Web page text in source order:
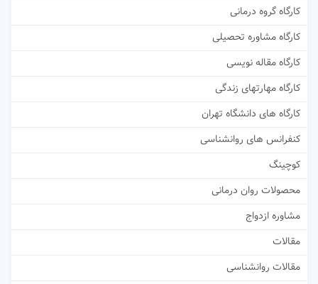
کارگاه گروه درمانی
کارگاه مشاوره تحصیلی
کارگاه مقاله نویسی
کارگاه مهارتهای زندگی
کارگاه های دانشگاه تهران
کنفرانس های روانشناسی
کوچینگ
محصولات روان درمانی
مشاوره ازدواج
مقالات
مقالات روانشناسی